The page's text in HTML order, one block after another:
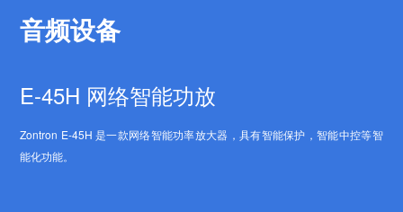
音频设备
E-45H 网络智能功放
Zontron E-45H 是一款网络智能功率放大器，具有智能保护，智能中控等智
能化功能。